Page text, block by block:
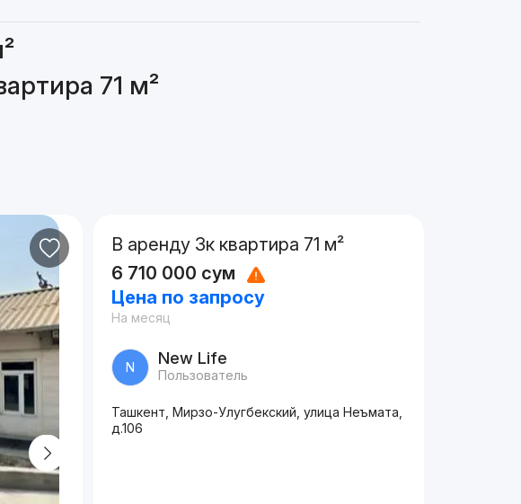
71 м²
В аренду 3к квартира 71 м²
6 710 000 сум
Цена по запросу
На месяц
N New Life
Пользователь
Ташкент, Мирзо-Улугбекский, улица Неъмата,
д.106